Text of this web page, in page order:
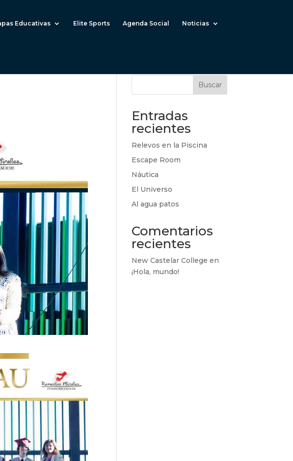
Educativas Elite Sports Agenda Social Noticias
Buscar
Entradas
recientes
Relevos en la Piscina
Escape Room
Náutica
El Universo
Al agua patos
Comentarios
recientes
New Castelar College en
¡Hola, mundo!